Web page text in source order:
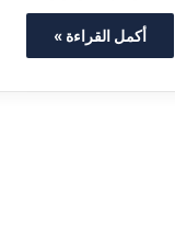
أكمل القراءة »